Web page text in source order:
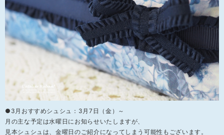
●3月おすすめシュシュ：3月7日（金）～
月の主な予定は水曜日にお知らせいたしますが、
見本シュシュは、金曜日のご紹介になってしまう可能性もございます。